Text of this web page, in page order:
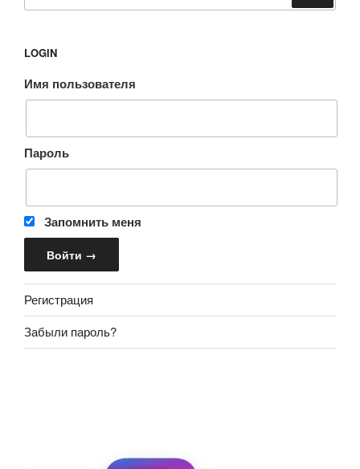
LOGIN
Имя пользователя
Пароль
Запомнить меня
Регистрация
Забыли пароль?